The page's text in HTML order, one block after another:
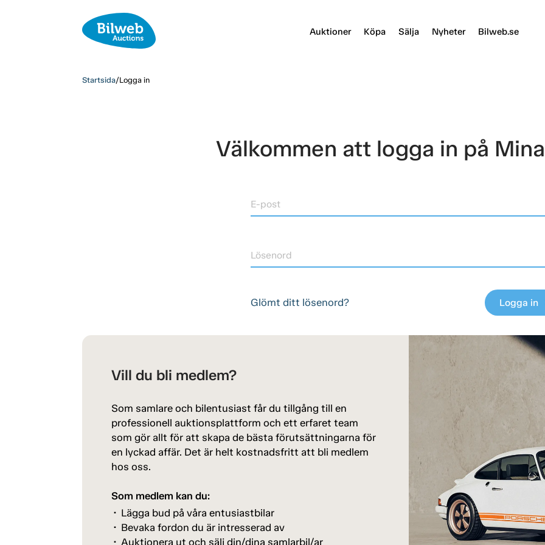
Auktioner Köpa Sälja Nyheter Bilweb.se
Startsida/Logga in
Välkommen att logga in på
E-post
Lösenord
Logga in
Glömt ditt lösenord?
Vill du bli medlem?
Som samlare och bilentusiast får du tillgång till en
professionell auktionsplattform och ett erfaret team
som gör allt för att skapa de bästa förutsättningarna för
en lyckad affär. Det är helt kostnadsfritt att bli medlem
hos oss.
Som medlem kan du:
Lägga bud på våra entusiastbilar
Bevaka fordon du är intresserad av
Auktionera ut och sälj din/dina samlarbil/ar